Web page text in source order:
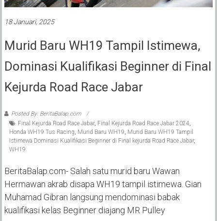
18 Januari, 2025
Murid Baru WH19 Tampil Istimewa,
Dominasi Kualifikasi Beginner di Final
Kejurda Road Race Jabar
Posted By: BeritaBalap.com
Final Kejurda Road Race Jabar, Final Kejurda Road Race Jabar 2024,
Honda WH19 Tus Racing, Murid Baru WH19, Murid Baru WH19 Tampil
Istimewa Dominasi Kualifikasi Beginner di Final kejurda Road Race Jabar,
WH19
BeritaBalap.com- Salah satu murid baru Wawan
Hermawan akrab disapa WH19 tampil istimewa. Gian
Muhamad Gibran langsung mendominasi babak
kualifikasi kelas Beginner diajang MR Pulley